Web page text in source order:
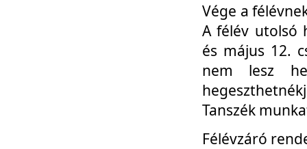
Vége a
A félév utolsó
és május 12.
nem lesz
Tanszék
Félévzáró